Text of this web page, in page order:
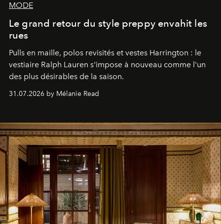
MODE
Le grand retour du style preppy envahit les
rues
Pulls en maille, polos revisités et vestes Harrington : le
vestiaire Ralph Lauren s'impose à nouveau comme l'un
des plus désirables de la saison.
31.07.2026 by Mélanie Read